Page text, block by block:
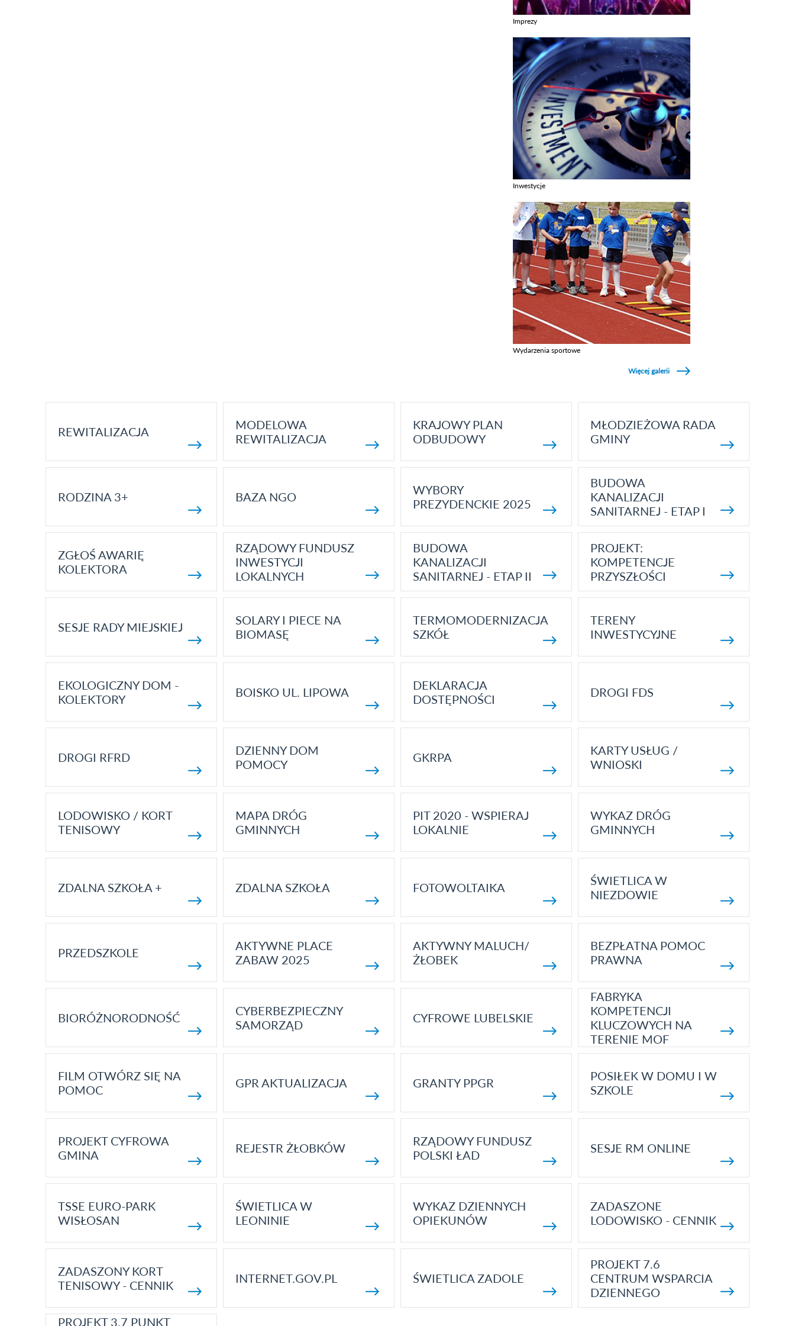
Imprezy
Inwestycje
Wydarzenia sportowe
Więcej galerii
REWITALIZACJA
MODELOWA
REWITALIZACJA
KRAJOWY PLAN
ODBUDOWY
MŁODZIEŻOWA RADA
GMINY
RODZINA 3+ BAZA NGO
WYBORY
PREZYDENCKIE 2025
BUDOWA
KANALIZACJI
SANITARNEJ - ETAP I
ZGŁOŚ AWARIĘ
KOLEKTORA
RZĄDOWY FUNDUSZ
INWESTYCJI
LOKALNYCH
BUDOWA
KANALIZACJI
SANITARNEJ - ETAP II
PROJEKT:
KOMPETENCJE
PRZYSZŁOŚCI
SESJE RADY MIEJSKIEJ
SOLARY I PIECE NA
BIOMASĘ
TERMOMODERNIZACJA
SZKÓŁ
TERENY
INWESTYCYJNE
EKOLOGICZNY DOM -
KOLEKTORY
BOISKO UL. LIPOWA
DEKLARACJA
DOSTĘPNOŚCI
DROGI FDS
DROGI RFRD
DZIENNY DOM
POMOCY
GKRPA
KARTY USŁUG /
WNIOSKI
LODOWISKO / KORT
TENISOWY
MAPA DRÓG
GMINNYCH
PIT 2020 - WSPIERAJ
LOKALNIE
WYKAZ DRÓG
GMINNYCH
ZDALNA SZKOŁA + ZDALNA SZKOŁA FOTOWOLTAIKA
ŚWIETLICA W
NIEZDOWIE
PRZEDSZKOLE
AKTYWNE PLACE
ZABAW 2025
AKTYWNY MALUCH/
ŻŁOBEK
BEZPŁATNA POMOC
PRAWNA
BIORÓŻNORODNOŚĆ
CYBERBEZPIECZNY
SAMORZĄD
CYFROWE LUBELSKIE
FABRYKA
KOMPETENCJI
KLUCZOWYCH NA
TERENIE MOF
FILM OTWÓRZ SIĘ NA
POMOC
GPR AKTUALIZACJA GRANTY PPGR
POSIŁEK W DOMU I W
SZKOLE
PROJEKT CYFROWA
GMINA
REJESTR ŻŁOBKÓW
RZĄDOWY FUNDUSZ
POLSKI ŁAD
SESJE RM ONLINE
TSSE EURO-PARK
WISŁOSAN
ŚWIETLICA W
LEONINIE
WYKAZ DZIENNYCH
OPIEKUNÓW
ZADASZONE
LODOWISKO - CENNIK
ZADASZONY KORT
TENISOWY - CENNIK
INTERNET.GOV.PL ŚWIETLICA ZADOLE
PROJEKT 7.6
CENTRUM WSPARCIA
DZIENNEGO
PROJEKT 3.7 PUNKT